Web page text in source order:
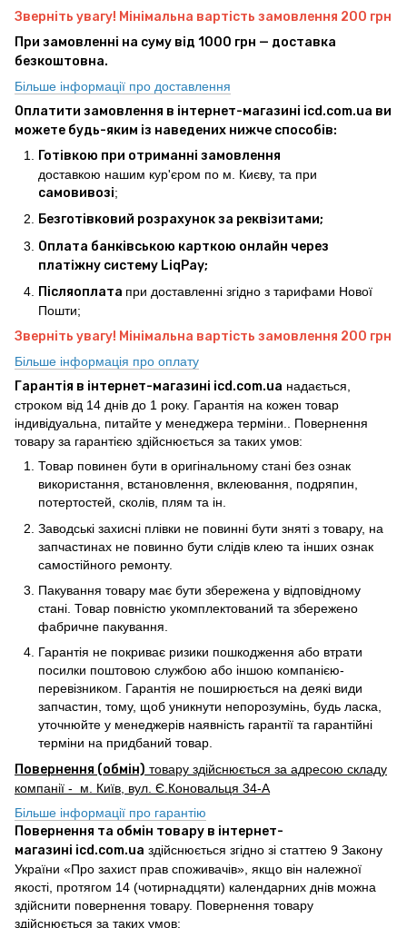
Зверніть увагу! Мінімальна вартість замовлення 200 грн
При замовленні на суму від 1000 грн — доставка
безкоштовна.
Більше інформації про доставлення
Оплатити замовлення в інтернет-магазині icd.com.ua ви
можете будь-яким із наведених нижче способів:
Готівкою при отриманні замовлення
доставкою нашим кур'єром по м. Києву, та при
самовивозі;
Безготівковий розрахунок за реквізитами;
Оплата банківською карткою онлайн через
платіжну систему LiqPay;
Післяоплата при доставленні згідно з тарифами Нової
Пошти;
Зверніть увагу! Мінімальна вартість замовлення 200 грн
Більше інформація про оплату
Гарантія в інтернет-магазині icd.com.ua надається,
строком від 14 днів до 1 року. Гарантія на кожен товар
індивідуальна, питайте у менеджера терміни.. Повернення
товару за гарантією здійснюється за таких умов:
Товар повинен бути в оригінальному стані без ознак
використання, встановлення, вклеювання, подряпин,
потертостей, сколів, плям та ін.
Заводські захисні плівки не повинні бути зняті з товару, на
запчастинах не повинно бути слідів клею та інших ознак
самостійного ремонту.
Пакування товару має бути збережена у відповідному
стані. Товар повністю укомплектований та збережено
фабричне пакування.
Гарантія не покриває ризики пошкодження або втрати
посилки поштовою службою або іншою компанією-
перевізником. Гарантія не поширюється на деякі види
запчастин, тому, щоб уникнути непорозумінь, будь ласка,
уточнюйте у менеджерів наявність гарантії та гарантійні
терміни на придбаний товар.
Повернення (обмін) товару здійснюється за адресою складу
компанії - м. Київ, вул. Є.Коновальця 34-А
Більше інформації про гарантію
Повернення та обмін товару в інтернет-
магазині icd.com.ua здійснюється згідно зі статтею 9 Закону
України «Про захист прав споживачів», якщо він належної
якості, протягом 14 (чотирнадцяти) календарних днів можна
здійснити повернення товару. Повернення товару
здійснюється за таких умов: